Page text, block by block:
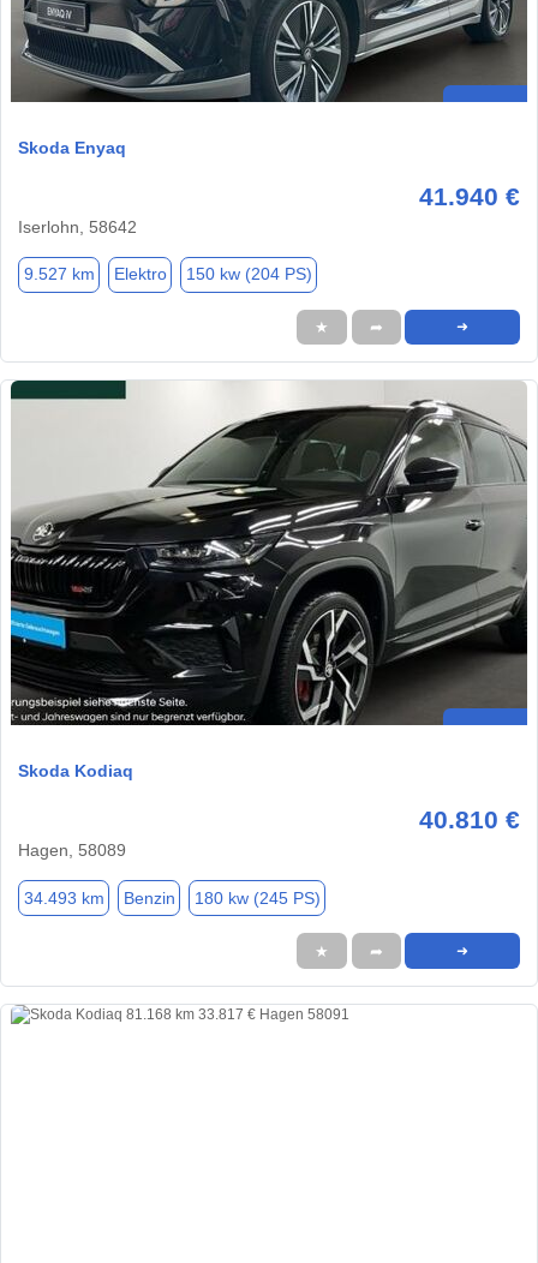
Skoda Enyaq
41.940 €
Iserlohn, 58642
9.527 km Elektro 150 kw (204 PS)
★ ➦ ➜
Skoda Kodiaq
40.810 €
Hagen, 58089
34.493 km Benzin 180 kw (245 PS)
★ ➦ ➜